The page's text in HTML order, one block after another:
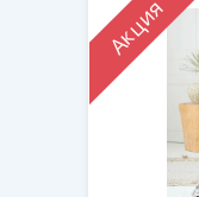
Акция